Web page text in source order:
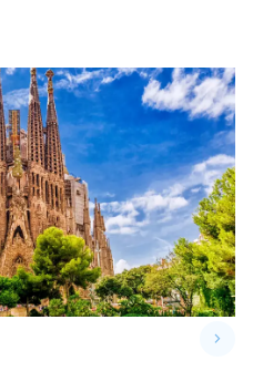
keyboard_arrow_right